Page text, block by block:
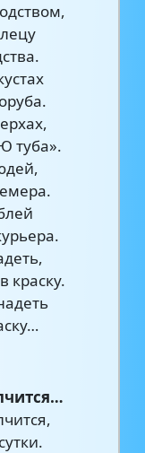
туба».
краску.